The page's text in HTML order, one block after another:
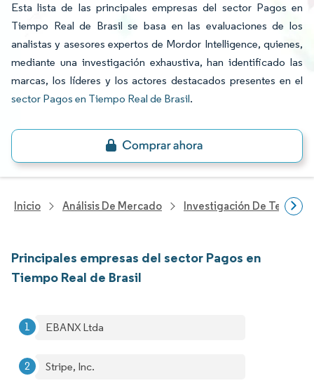
Esta lista de las principales empresas del sector Pagos en
Tiempo Real de Brasil se basa en las evaluaciones de los
analistas y asesores expertos de Mordor Intelligence, quienes,
mediante una investigación exhaustiva, han identificado las
marcas, los líderes y los actores destacados presentes en el
sector Pagos en Tiempo Real de Brasil.
Inicio Análisis De Mercado Investigación De
Principales empresas del sector Pagos en
Tiempo Real de Brasil
EBANX Ltda
Stripe, Inc.